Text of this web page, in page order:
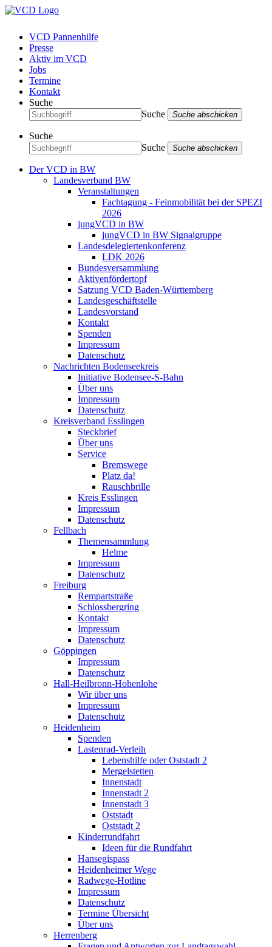
VCD Pannenhilfe
Presse
Aktiv im VCD
Jobs
Termine
Kontakt
Suche
Suche
Suche abschicken
Suche
Suche
Suche abschicken
Der VCD in BW
Landesverband BW
Veranstaltungen
Fachtagung - Feinmobilität bei der SPEZI
2026
jungVCD in BW
jungVCD in BW Signalgruppe
Landesdelegiertenkonferenz
LDK 2026
Bundesversammlung
Aktivenfördertopf
Satzung VCD Baden-Württemberg
Landesgeschäftstelle
Landesvorstand
Kontakt
Spenden
Impressum
Datenschutz
Nachrichten Bodenseekreis
Initiative Bodensee-S-Bahn
Über uns
Impressum
Datenschutz
Kreisverband Esslingen
Steckbrief
Über uns
Service
Bremswege
Platz da!
Rauschbrille
Kreis Esslingen
Impressum
Datenschutz
Fellbach
Themensammlung
Helme
Impressum
Datenschutz
Freiburg
Rempartstraße
Schlossbergring
Kontakt
Impressum
Datenschutz
Göppingen
Impressum
Datenschutz
Hall-Heilbronn-Hohenlohe
Wir über uns
Impressum
Datenschutz
Heidenheim
Spenden
Lastenrad-Verleih
Lebenshilfe oder Oststadt 2
Mergelstetten
Innenstadt
Innenstadt 2
Innenstadt 3
Oststadt
Oststadt 2
Kinderrundfahrt
Ideen für die Rundfahrt
Hansegispass
Heidenheimer Wege
Radwege-Hotline
Impressum
Datenschutz
Termine Übersicht
Über uns
Herrenberg